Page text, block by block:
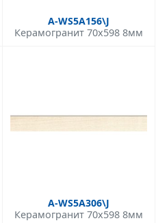
A-WS5A156\J
Керамогранит 70x598 8мм
A-WS5A306\J
Керамогранит 70x598 8мм